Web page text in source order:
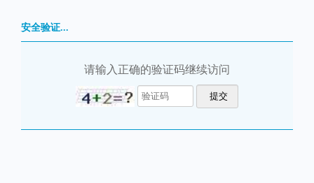
安全验证...
请输入正确的验证码继续访问